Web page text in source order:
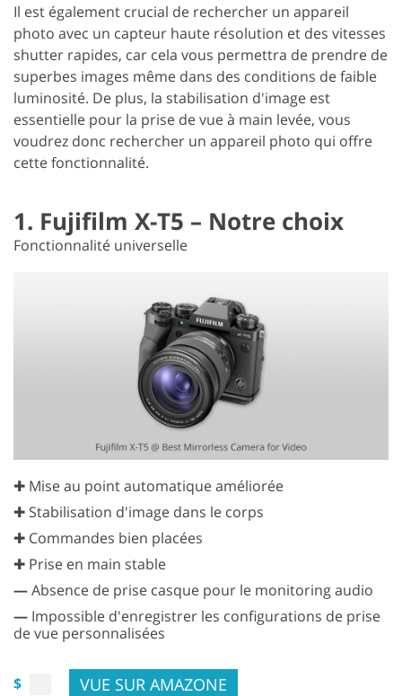
Il est également crucial de rechercher un appareil
photo avec un capteur haute résolution et des vitesses
shutter rapides, car cela vous permettra de prendre de
superbes images même dans des conditions de faible
luminosité. De plus, la stabilisation d'image est
essentielle pour la prise de vue à main levée, vous
voudrez donc rechercher un appareil photo qui offre
cette fonctionnalité.
1. Fujifilm X-T5 – Notre choix
Fonctionnalité universelle
✚ Mise au point automatique améliorée
✚ Stabilisation d'image dans le corps
✚ Commandes bien placées
✚ Prise en main stable
—Absence de prise casque pour le monitoring audio
— Impossible d'enregistrer les configurations de prise
de vue personnalisées
$ VUE SUR AMAZONE